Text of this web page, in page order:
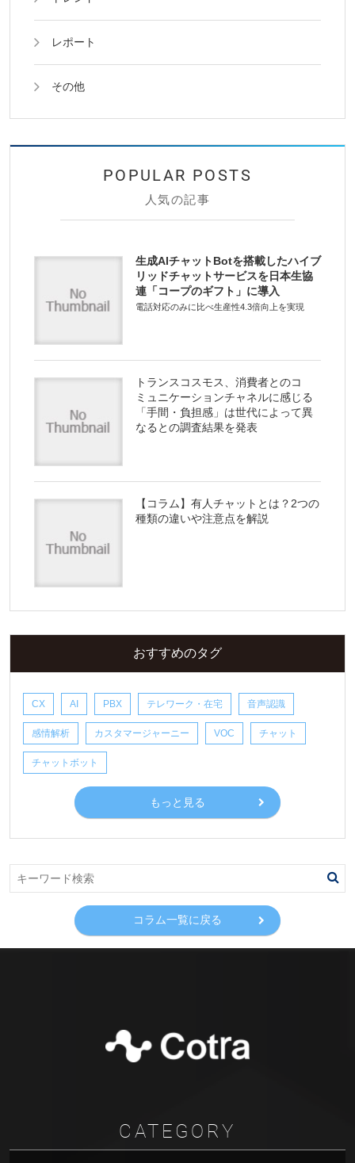
レポート
その他
人気の記事
生成AIチャットBotを搭載したハイブ
リッドチャットサービスを日本生協
連「コープのギフト」に導入
電話対応のみに比べ生産性4.3倍向上を実現
トランスコスモス、消費者とのコ
ミュニケーションチャネルに感じる
「手間・負担感」は世代によって異
なるとの調査結果を発表
【コラム】有人チャットとは？2つの
種類の違いや注意点を解説
おすすめのタグ
CX AI PBX テレワーク・在宅 音声認識
感情解析 カスタマージャーニー VOC チャット
チャットボット
もっと見る
コラム一覧に戻る
CATEGORY